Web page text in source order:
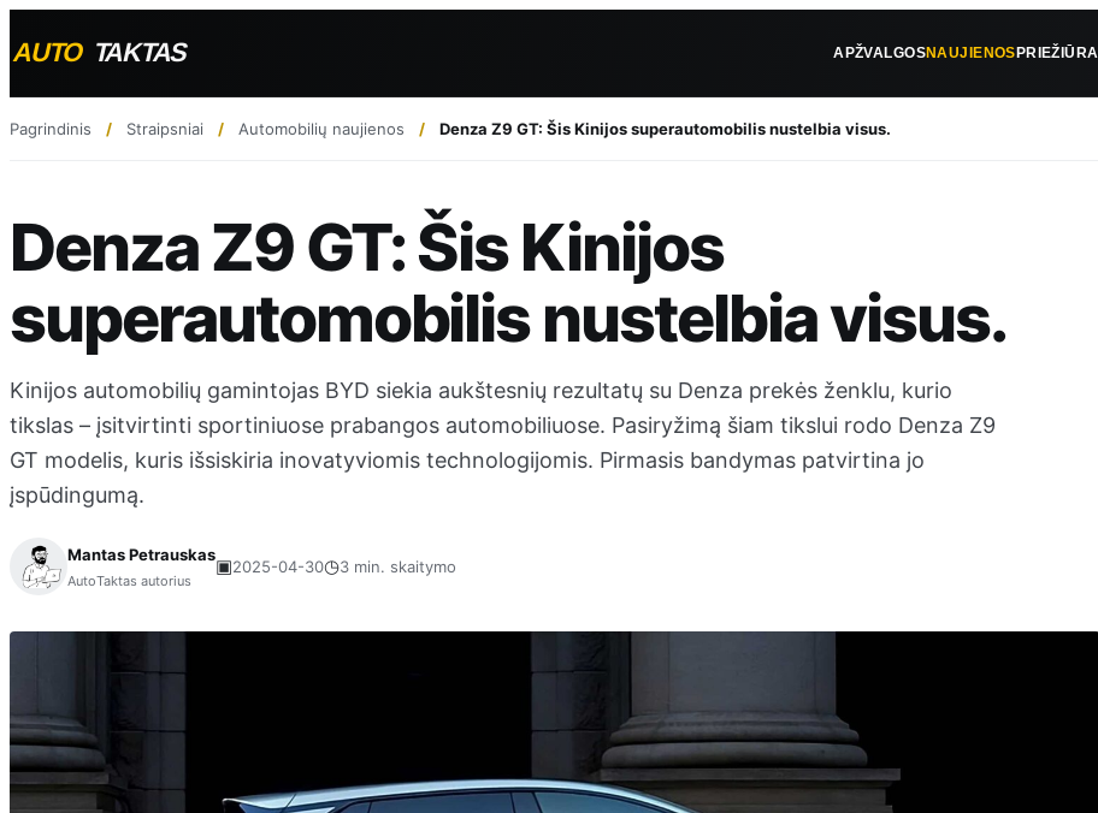
APŽVALGOSNAUJIENOSPRIEŽIŪRA
Pagrindinis Straipsniai Automobilių naujienos Denza Z9 GT: Šis Kinijos superautomobilis nustelbia visus.
Denza Z9 GT: Šis Kinijos
superautomobilis nustelbia visus.
Kinijos automobilių gamintojas BYD siekia aukštesnių rezultatų su Denza prekės ženklu, kurio
tikslas – įsitvirtinti sportiniuose prabangos automobiliuose. Pasiryžimą šiam tikslui rodo Denza Z9
GT modelis, kuris išsiskiria inovatyviomis technologijomis. Pirmasis bandymas patvirtina jo
įspūdingumą.
Mantas Petrauskas
AutoTaktas autorius
▣2025-04-30◷3 min. skaitymo